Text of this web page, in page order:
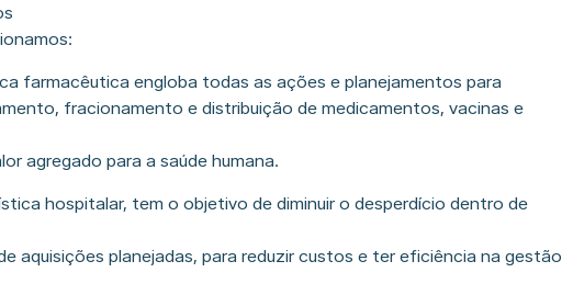
farmacêutica engloba todas as ações e planejamentos para
fracionamento e distribuição de medicamentos, vacinas e
agregado para a saúde humana.
hospitalar, tem o objetivo de diminuir o desperdício dentro de
aquisições planejadas, para reduzir custos e ter eficiência na gestão